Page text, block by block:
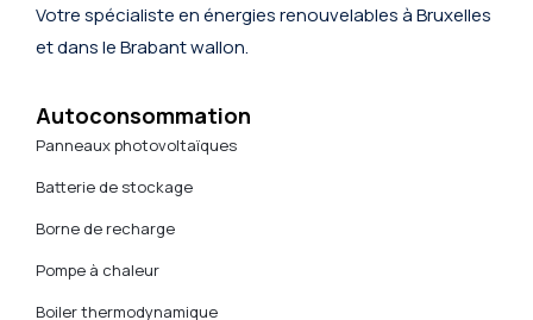
Votre spécialiste en énergies renouvelables àBruxelles
et dans le Brabant wallon.
Autoconsommation
Panneaux photovoltaïques
Batterie de stockage
Borne de recharge
Pompe à chaleur
Boiler thermodynamique